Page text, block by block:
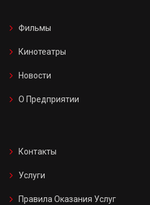
Фильмы
Кинотеатры
Новости
О Предприятии
Контакты
Услуги
Правила Оказания Услуг